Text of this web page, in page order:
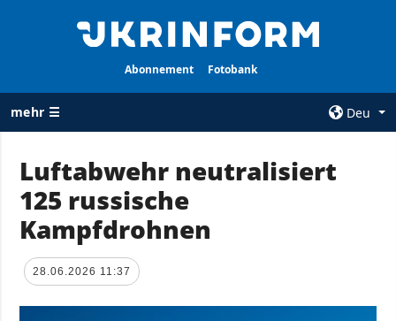
Abonnement Fotobank
mehr ☰
Deu
ALLE
RUBRIKEN
Krieg
Wiederaufbau
Politik zur
Luftabwehr neutralisiert
125 russische
Kampfdrohnen
28.06.2026 11:37